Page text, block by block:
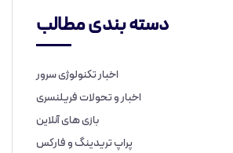
دسته بندی مطالب
اخبار تکنولوژی سرور
اخبار و تحولات فریلنسری
بازی های آنلاین
پراپ تریدینگ و فارکس